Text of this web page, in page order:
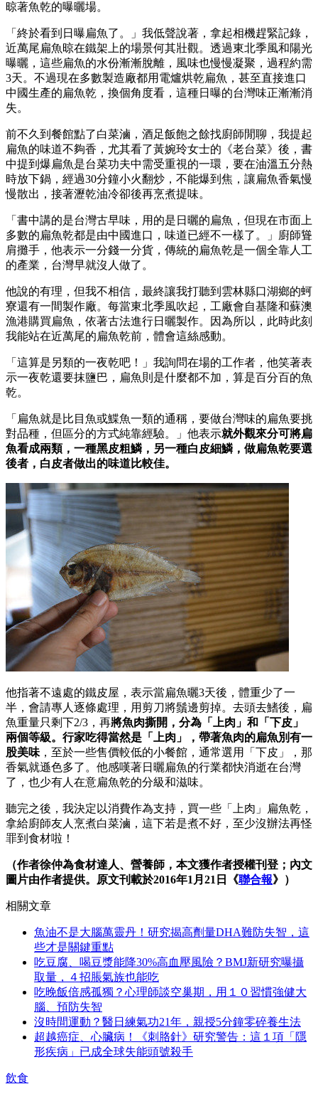
晾著魚乾的曝曬場。
「終於看到日曝扁魚了。」我低聲說著，拿起相機趕緊記錄，
近萬尾扁魚晾在鐵架上的場景何其壯觀。透過東北季風和陽光
曝曬，這些扁魚的水份漸漸脫離，風味也慢慢凝聚，過程約需
3天。不過現在多數製造廠都用電爐烘乾扁魚，甚至直接進口
中國生產的扁魚乾，換個角度看，這種日曝的台灣味正漸漸消
失。
前不久到餐館點了白菜滷，酒足飯飽之餘找廚師閒聊，我提起
扁魚的味道不夠香，尤其看了黃婉玲女士的《老台菜》後，書
中提到爆扁魚是台菜功夫中需受重視的一環，要在油溫五分熱
時放下鍋，經過30分鐘小火翻炒，不能爆到焦，讓扁魚香氣慢
慢散出，接著瀝乾油冷卻後再烹煮提味。
「書中講的是台灣古早味，用的是日曬的扁魚，但現在市面上
多數的扁魚乾都是由中國進口，味道已經不一樣了。」廚師聳
肩攤手，他表示一分錢一分貨，傳統的扁魚乾是一個全靠人工
的產業，台灣早就沒人做了。
他說的有理，但我不相信，最終讓我打聽到雲林縣口湖鄉的蚵
寮還有一間製作廠。每當東北季風吹起，工廠會自基隆和蘇澳
漁港購買扁魚，依著古法進行日曬製作。因為所以，此時此刻
我能站在近萬尾的扁魚乾前，體會這絲感動。
「這算是另類的一夜乾吧！」我詢問在場的工作者，他笑著表
示一夜乾還要抹鹽巴，扁魚則是什麼都不加，算是百分百的魚
乾。
「扁魚就是比目魚或鰈魚一類的通稱，要做台灣味的扁魚要挑
對品種，但區分的方式純靠經驗。」他表示就外觀來分可將扁
魚看成兩類，一種黑皮粗鱗，另一種白皮細鱗，做扁魚乾要選
後者，白皮者做出的味道比較佳。
他指著不遠處的鐵皮屋，表示當扁魚曬3天後，體重少了一
半，會請專人逐條處理，用剪刀將鬚邊剪掉。去頭去鰭後，扁
魚重量只剩下2/3，再將魚肉撕開，分為「上肉」和「下皮」
兩個等級。行家吃得當然是「上肉」，帶著魚肉的扁魚別有一
股美味，至於一些售價較低的小餐館，通常選用「下皮」，那
香氣就遜色多了。他感嘆著日曬扁魚的行業都快消逝在台灣
了，也少有人在意扁魚乾的分級和滋味。
聽完之後，我決定以消費作為支持，買一些「上肉」扁魚乾，
拿給廚師友人烹煮白菜滷，這下若是煮不好，至少沒辦法再怪
罪到食材啦！
（作者徐仲為食材達人、營養師，本文獲作者授權刊登；內文
圖片由作者提供。原文刊載於2016年1月21日《聯合報》）
相關文章
魚油不是大腦萬靈丹！研究揭高劑量DHA難防失智，這
些才是關鍵重點
吃豆腐、喝豆漿能降30%高血壓風險？BMJ新研究曝攝
取量，４招脹氣族也能吃
吃晚飯倍感孤獨？心理師談空巢期，用１０習慣強健大
腦、預防失智
沒時間運動？醫日練氣功21年，親授5分鐘零碎養生法
超越癌症、心臟病！《刺胳針》研究警告：這１項「隱
形疾病」已成全球失能頭號殺手
飲食